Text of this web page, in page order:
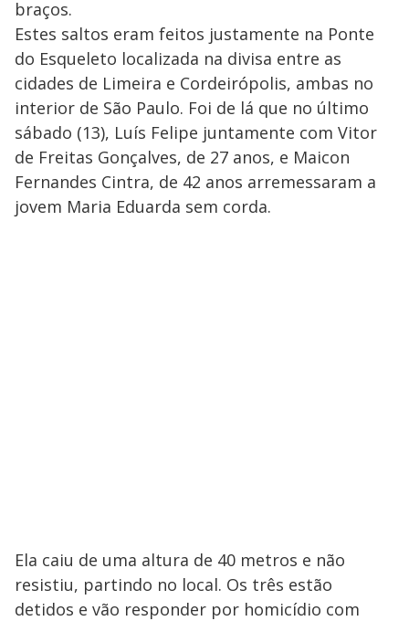
braços.
Estes saltos eram feitos justamente na Ponte
do Esqueleto localizada na divisa entre as
cidades de Limeira e Cordeirópolis, ambas no
interior de São Paulo. Foi de lá que no último
sábado (13), Luís Felipe juntamente com Vitor
de Freitas Gonçalves, de 27 anos, e Maicon
Fernandes Cintra, de 42 anos arremessaram a
jovem Maria Eduarda sem corda.
Ela caiu de uma altura de 40 metros e não
resistiu, partindo no local. Os três estão
detidos e vão responder por homicídio com